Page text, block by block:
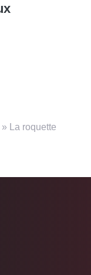
»
La roquette